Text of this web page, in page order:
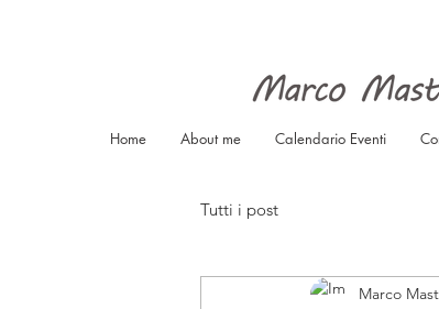
Home About me Calendario Eventi
Tutti i post
Marco